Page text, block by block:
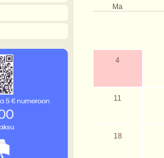
Ma
4
11
18